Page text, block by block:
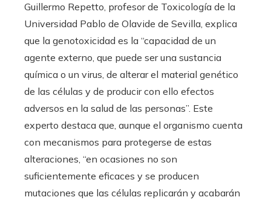
Guillermo Repetto, profesor de Toxicología de la
Universidad Pablo de Olavide de Sevilla, explica
que la genotoxicidad es la “capacidad de un
agente externo, que puede ser una sustancia
química o un virus, de alterar el material genético
de las células y de producir con ello efectos
adversos en la salud de las personas”. Este
experto destaca que, aunque el organismo cuenta
con mecanismos para protegerse de estas
alteraciones, “en ocasiones no son
suficientemente eficaces y se producen
mutaciones que las células replicarán y acabarán